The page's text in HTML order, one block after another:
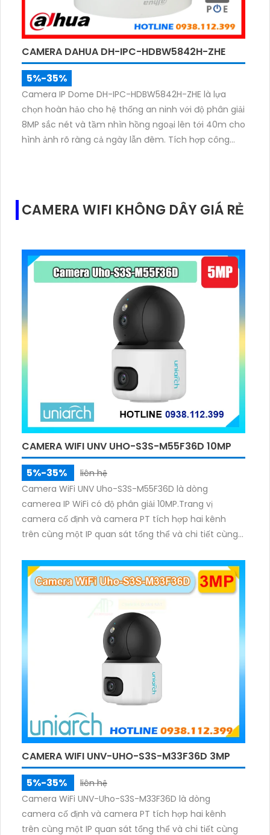
CAMERA DAHUA DH-IPC-HDBW5842H-ZHE
5%-35%
Camera IP Dome DH-IPC-HDBW5842H-ZHE là lựa
chọn hoàn hảo cho hệ thống an ninh với độ phân giải
8MP sắc nét và tầm nhìn hồng ngoại lên tới 40m cho
hình ảnh rõ ràng cả ngày lẫn đêm. Tích hợp công
tiện lợi và mức giá phải chăng.
CAMERA WIFI KHÔNG DÂY GIÁ RẺ
CAMERA WIFI UNV UHO-S3S-M55F36D 10MP
5%-35%
liên hệ
Camera WiFi UNV Uho-S3S-M55F36D là dòng
camerea IP WiFi có độ phân giải 10MP.Trang vị
camera cố định và camera PT tích hợp hai kênh
trên cùng một IP quan sát tổng thể và chi tiết cùng
ánh sáng. Kết hợp hồng ngoại và đèn ấm cho hình
ảnh có màu trong nhiều điều kiện khác nhau trong
phạm vi 3m.
CAMERA WIFI UNV-UHO-S3S-M33F36D 3MP
5%-35%
liên hệ
Camera WiFi UNV-Uho-S3S-M33F36D là dòng
camera cố định và camera PT tích hợp hai kênh
trên cùng một IP quan sát tổng thể và chi tiết cùng